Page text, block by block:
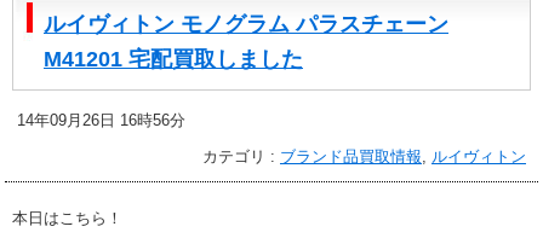
ルイヴィトン モノグラム パラスチェーン
M41201 宅配買取しました
14年09月26日 16時56分
カテゴリ : ブランド品買取情報, ルイヴィトン
本日はこちら！